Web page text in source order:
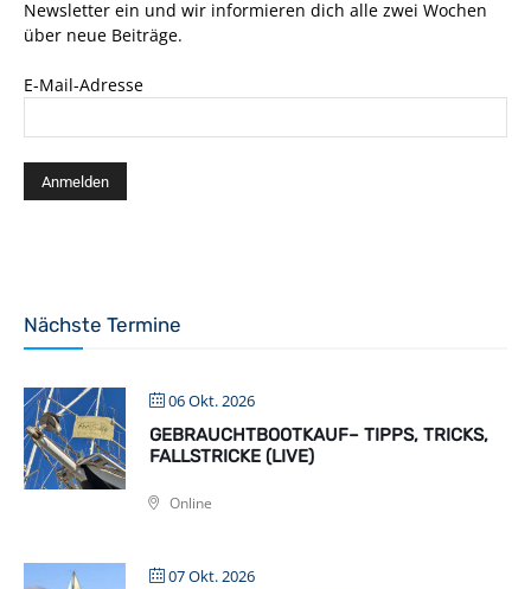
Newsletter ein und wir informieren dich alle zwei Wochen
über neue Beiträge.
E-Mail-Adresse
Nächste Termine
06 Okt. 2026
GEBRAUCHTBOOTKAUF– TIPPS, TRICKS,
FALLSTRICKE (LIVE)
Online
07 Okt. 2026